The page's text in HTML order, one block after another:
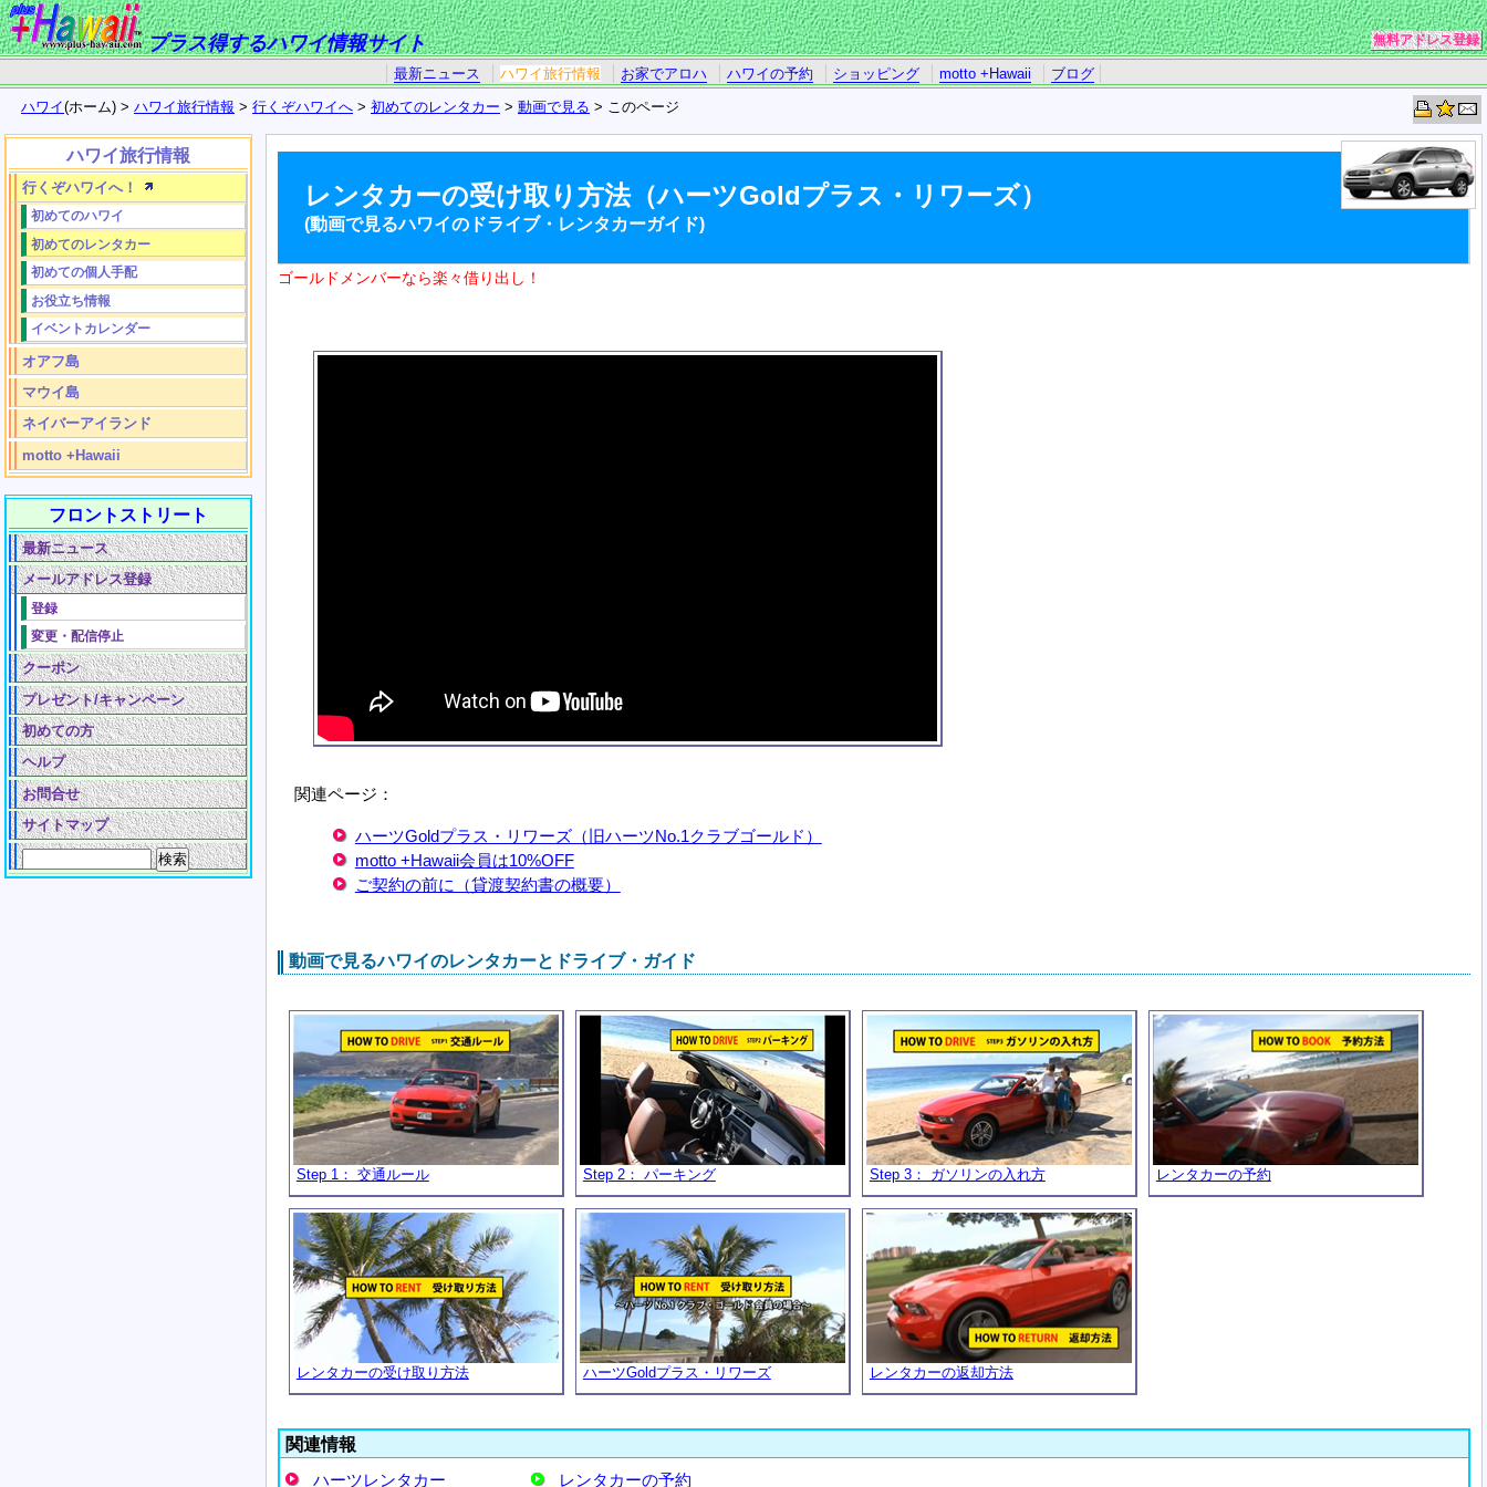
プラス得するハワイ情報サイト
最新ニュース ハワイ旅行情報 お家でアロハ ハワイの予約 ショッピング motto +Hawaii ブログ
ハワイ(ホーム) > ハワイ旅行情報 > 行くぞハワイへ > 初めてのレンタカー > 動画で見る > このページ
レンタカーの受け取り方法（ハーツGoldプラス・リワーズ）
(動画で見るハワイのドライブ・レンタカーガイド)
ゴールドメンバーなら楽々借り出し！
関連ページ：
ハーツGoldプラス・リワーズ（旧ハーツNo.1クラブゴールド）
motto +Hawaii会員は10%OFF
ご契約の前に（貸渡契約書の概要）
動画で見るハワイのレンタカーとドライブ・ガイド
Step 1： 交通ルール Step 2： パーキング Step 3： ガソリンの入れ方 レンタカーの予約
レンタカーの受け取り方法 ハーツGoldプラス・リワーズ レンタカーの返却方法
関連情報
ハーツレンタカー
レンタカーの予約
ハワイ旅行情報
行くぞハワイへ！
初めてのハワイ
初めてのレンタカー
初めての個人手配
お役立ち情報
イベントカレンダー
オアフ島
マウイ島
ネイバーアイランド
motto +Hawaii
フロントストリート
最新ニュース
メールアドレス登録
登録
変更・配信停止
クーポン
プレゼント/キャンペーン
初めての方
ヘルプ
お問合せ
サイトマップ
無料アドレス登録